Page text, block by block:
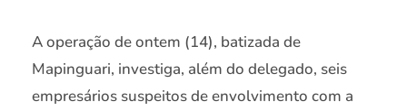
A operação de ontem (14), batizada de
Mapinguari, investiga, além do delegado, seis
empresários suspeitos de envolvimento com a